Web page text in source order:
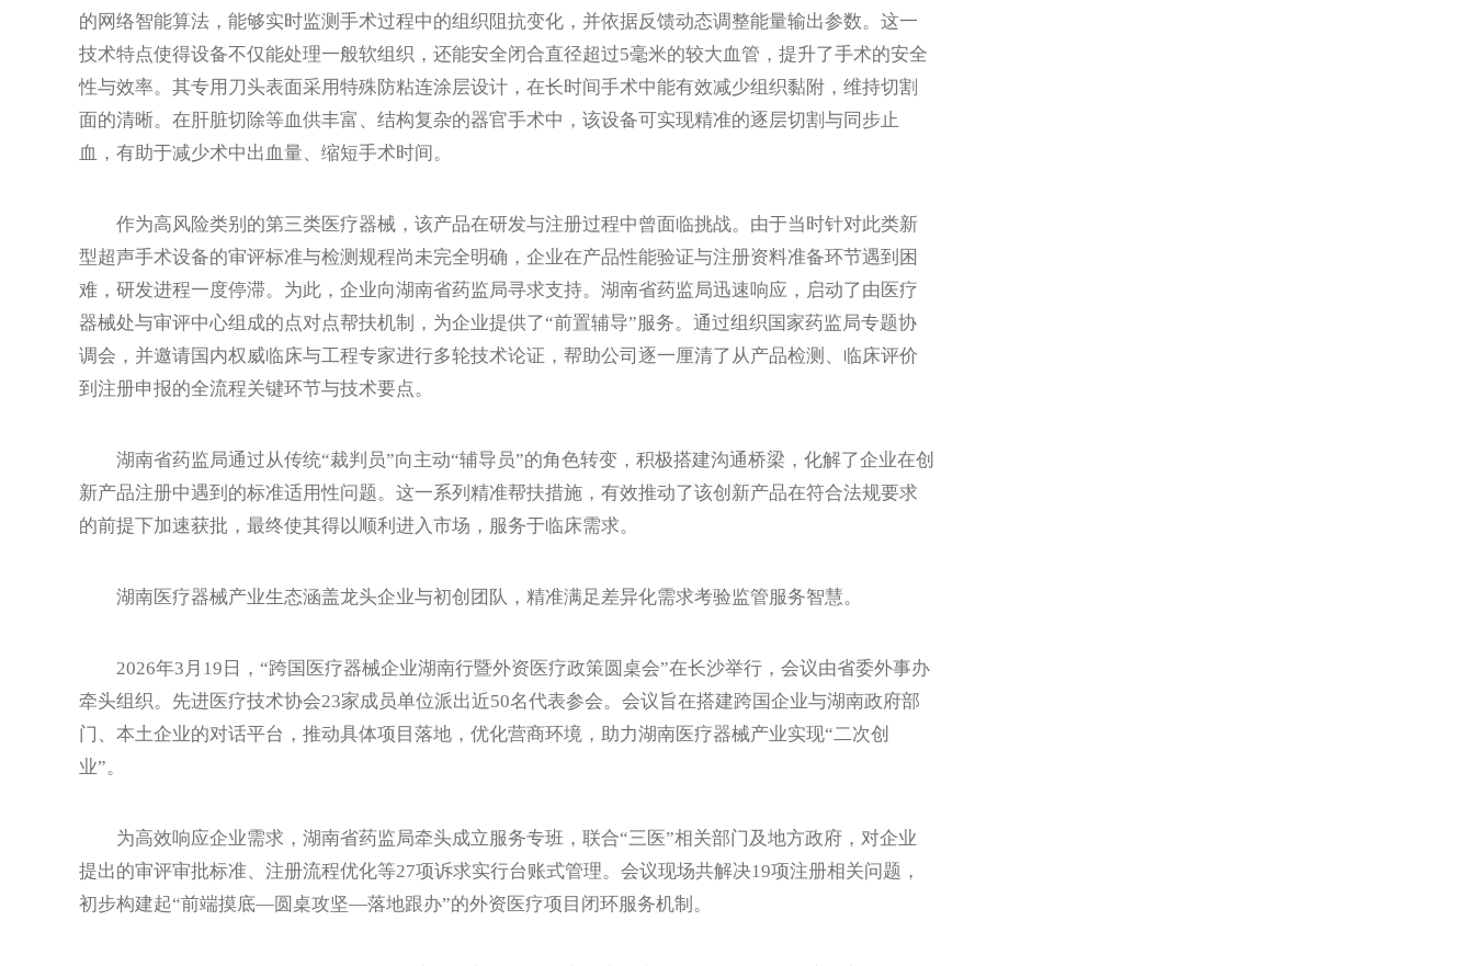
的网络智能算法，能够实时监测手术过程中的组织阻抗变化，并依据反馈动态调整能量输出参数。这一
技术特点使得设备不仅能处理一般软组织，还能安全闭合直径超过5毫米的较大血管，提升了手术的安全
性与效率。其专用刀头表面采用特殊防粘连涂层设计，在长时间手术中能有效减少组织黏附，维持切割
面的清晰。在肝脏切除等血供丰富、结构复杂的器官手术中，该设备可实现精准的逐层切割与同步止
血，有助于减少术中出血量、缩短手术时间。
作为高风险类别的第三类医疗器械，该产品在研发与注册过程中曾面临挑战。由于当时针对此类新
型超声手术设备的审评标准与检测规程尚未完全明确，企业在产品性能验证与注册资料准备环节遇到困
难，研发进程一度停滞。为此，企业向湖南省药监局寻求支持。湖南省药监局迅速响应，启动了由医疗
器械处与审评中心组成的点对点帮扶机制，为企业提供了“前置辅导”服务。通过组织国家药监局专题协
调会，并邀请国内权威临床与工程专家进行多轮技术论证，帮助公司逐一厘清了从产品检测、临床评价
到注册申报的全流程关键环节与技术要点。
湖南省药监局通过从传统“裁判员”向主动“辅导员”的角色转变，积极搭建沟通桥梁，化解了企业在创
新产品注册中遇到的标准适用性问题。这一系列精准帮扶措施，有效推动了该创新产品在符合法规要求
的前提下加速获批，最终使其得以顺利进入市场，服务于临床需求。
湖南医疗器械产业生态涵盖龙头企业与初创团队，精准满足差异化需求考验监管服务智慧。
2026年3月19日，“跨国医疗器械企业湖南行暨外资医疗政策圆桌会”在长沙举行，会议由省委外事办
牵头组织。先进医疗技术协会23家成员单位派出近50名代表参会。会议旨在搭建跨国企业与湖南政府部
门、本土企业的对话平台，推动具体项目落地，优化营商环境，助力湖南医疗器械产业实现“二次创
业”。
为高效响应企业需求，湖南省药监局牵头成立服务专班，联合“三医”相关部门及地方政府，对企业
提出的审评审批标准、注册流程优化等27项诉求实行台账式管理。会议现场共解决19项注册相关问题，
初步构建起“前端摸底—圆桌攻坚—落地跟办”的外资医疗项目闭环服务机制。